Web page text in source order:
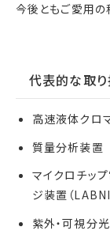
今後ともご愛用の
代表的な取り
高速液体クロ
質量分析装置
マイクロチッ
ジ装置（
紫外・可視分